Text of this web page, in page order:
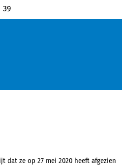
39
dat ze op 27 mei 2020 heeft afgezien